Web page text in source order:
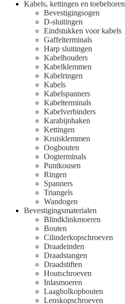
Kabels, kettingen en toebehoren
Bevestigingsogen
D-sluitingen
Eindstukken voor kabels
Gaffelterminals
Harp sluitingen
Kabelhouders
Kabelklemmen
Kabelringen
Kabels
Kabelspanners
Kabelterminals
Kabelverbinders
Karabijnhaken
Kettingen
Kruisklemmen
Oogbouten
Oogterminals
Puntkousen
Ringen
Spanners
Triangels
Wandogen
Bevestigingsmaterialen
Blindklinkmoeren
Bouten
Cilinderkopschroeven
Draadeinden
Draadstangen
Draadstiften
Houtschroeven
Inlasmoeren
Laagbolkopbouten
Lenskopschroeven